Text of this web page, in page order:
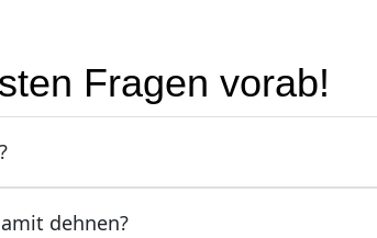
Fragen vorab!
dehnen?